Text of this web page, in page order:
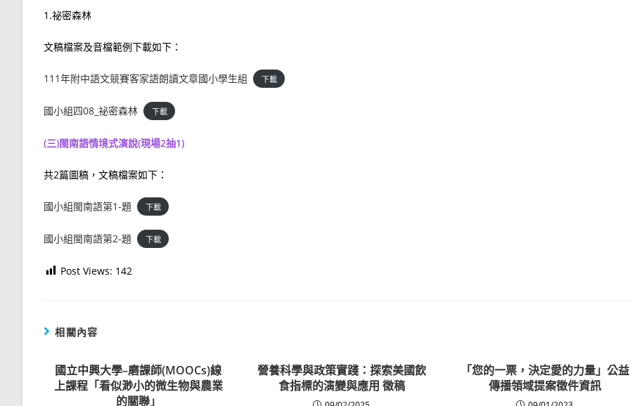
1.祕密森林
文稿檔案及音檔範例下載如下：
111年附中語文競賽客家語朗讀文章國小學生組 下載
國小組四08_祕密森林 下載
(三)閩南語情境式演說(現場2抽1)
共2篇圖稿，文稿檔案如下：
國小組閩南語第1-題 下載
國小組閩南語第2-題 下載
Post Views: 142
相關內容
國立中興大學–磨課師(MOOCs)線
上課程「看似渺小的微生物與農業
的關聯」
營養科學與政策實踐：探索美國飲
食指標的演變與應用 徵稿
「您的一票，決定愛的力量」公益
傳播領域提案徵件資訊